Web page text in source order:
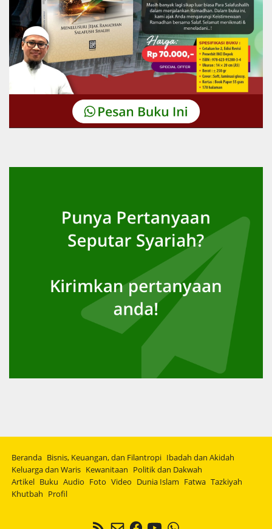
Beranda Bisnis, Keuangan, dan Filantropi Ibadah dan Akidah
Keluarga dan Waris Kewanitaan Politik dan Dakwah
Artikel Buku Audio Foto Video Dunia Islam Fatwa Tazkiyah
Khutbah Profil